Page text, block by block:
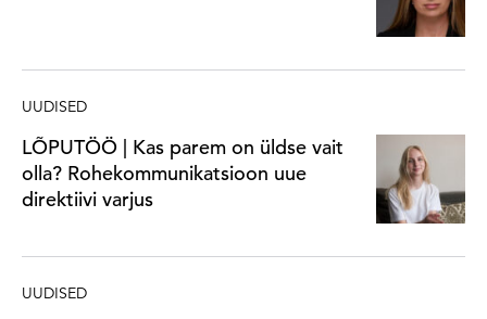
UUDISED
LÕPUTÖÖ | Kas parem on üldse vait
olla? Rohekommunikatsioon uue
direktiivi varjus
UUDISED